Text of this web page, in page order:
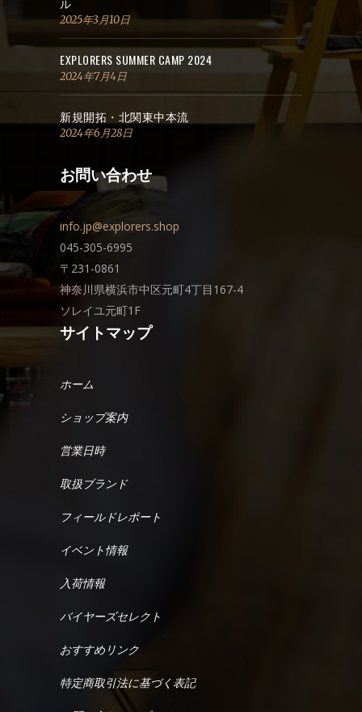
2025年3月10日
EXPLORERS SUMMER CAMP 2024
2024年7月4日
新規開拓・北関東中本流
2024年6月28日
お問い合わせ
info.jp@explorers.shop
045-305-6995
〒231-0861
神奈川県横浜市中区元町4丁目167-4
ソレイユ元町1F
サイトマップ
ホーム
ショップ案内
営業日時
取扱ブランド
フィールドレポート
イベント情報
入荷情報
バイヤーズセレクト
おすすめリンク
特定商取引法に基づく表記